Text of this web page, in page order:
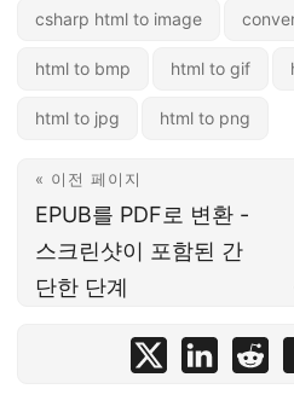
csharp html to image
html to bmp html to gif
html to jpg html to png
« 이전 페이지
EPUB를 PDF로 변환 -
스크린샷이 포함된 간
단한 단계